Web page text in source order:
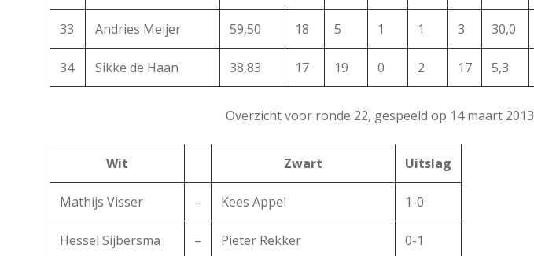
33 Andries Meijer 59,50 18 5 1 1 3 30,0
34 Sikke de Haan 38,83 17 19 0 2 17 5,3
Overzicht voor ronde 22, gespeeld op 14 maart 2013
Wit Zwart Uitslag
Mathijs Visser – Kees Appel 1-0
Hessel Sijbersma – Pieter Rekker 0-1